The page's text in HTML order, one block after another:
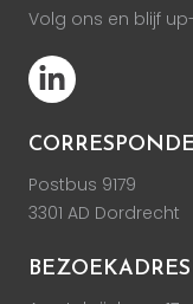
Volg ons en blijf
Postbus 9179
3301 AD Dordrecht
BEZOEKADRES